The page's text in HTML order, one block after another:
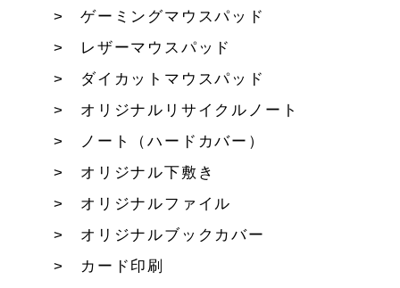
ゲーミングマウスパッド
レザーマウスパッド
ダイカットマウスパッド
オリジナルリサイクルノート
ノート（ハードカバー）
オリジナル下敷き
オリジナルファイル
オリジナルブックカバー
カード印刷